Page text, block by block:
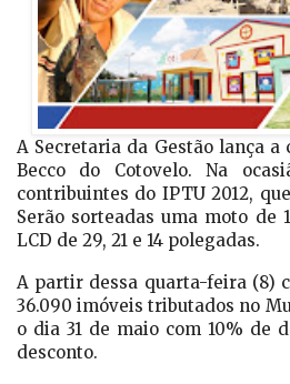
A Secretaria da Gestão lança a
Becco do Cotovelo. Na
contribuintes do IPTU 2012,
Serão sorteadas uma moto
LCD de 29, 21 e 14 polegadas.
A partir dessa quarta-feira (8)
36.090 imóveis tributados no
o dia 31 de maio com 10% de
desconto.